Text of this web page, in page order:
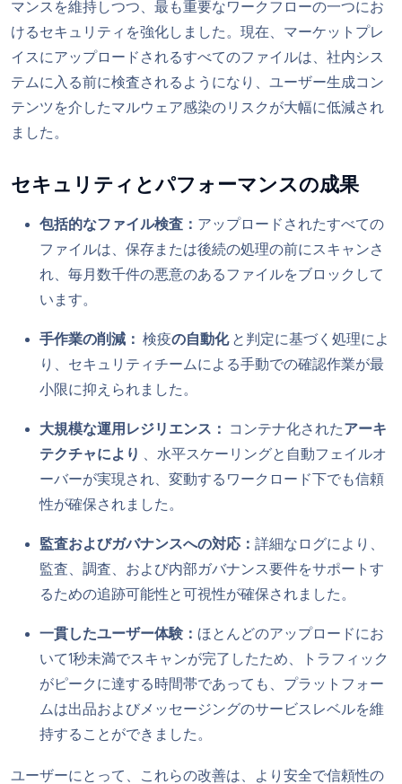
マンスを維持しつつ、最も重要なワークフローの一つにお
けるセキュリティを強化しました。現在、マーケットプレ
イスにアップロードされるすべてのファイルは、社内シス
テムに入る前に検査されるようになり、ユーザー生成コン
テンツを介したマルウェア感染のリスクが大幅に低減され
ました。
セキュリティとパフォーマンスの成果
包括的なファイル検査： アップロードされたすべての
ファイルは、保存または後続の処理の前にスキャンさ
れ、毎月数千件の悪意のあるファイルをブロックして
います。
手作業の削減： 検疫の自動化 と判定に基づく処理によ
り、セキュリティチームによる手動での確認作業が最
小限に抑えられました。
大規模な運用レジリエンス： コンテナ化されたアーキ
テクチャにより 、水平スケーリングと自動フェイルオ
ーバーが実現され、変動するワークロード下でも信頼
性が確保されました。
監査およびガバナンスへの対応： 詳細なログにより、
監査、調査、および内部ガバナンス要件をサポートす
るための追跡可能性と可視性が確保されました。
一貫したユーザー体験： ほとんどのアップロードにお
いて1秒未満でスキャンが完了したため、トラフィック
がピークに達する時間帯であっても、プラットフォー
ムは出品およびメッセージングのサービスレベルを維
持することができました。
ユーザーにとって、これらの改善は、より安全で信頼性の